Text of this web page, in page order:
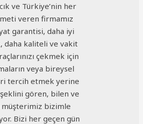
ve Türkiye’nin her
veren firmamız
garantisi, daha iyi
daha kaliteli ve vakit
çekmek için
veya bireysel
tercih etmek yerine
şeklini gören, bilen ve
bizimle
Bizi her geçen gün